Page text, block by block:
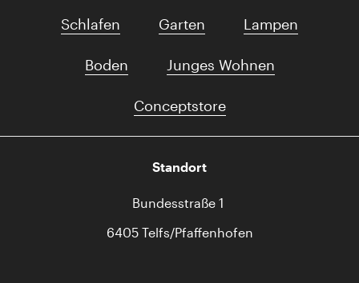
Schlafen Garten Lampen
Boden Junges Wohnen
Conceptstore
Standort
Bundesstraße 1
6405 Telfs/Pfaffenhofen